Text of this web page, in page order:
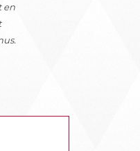
en